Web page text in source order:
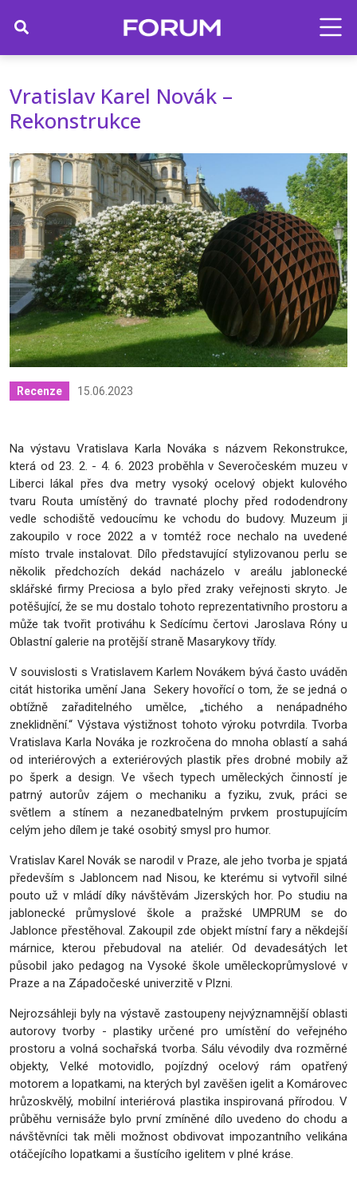
Vratislav Karel Novák –
Rekonstrukce
Recenze 15.06.2023
Na výstavu Vratislava Karla Nováka s názvem Rekonstrukce,
která od 23. 2. - 4. 6. 2023 proběhla v Severočeském muzeu v
Liberci lákal přes dva metry vysoký ocelový objekt kulového
tvaru Routa umístěný do travnaté plochy před rododendrony
vedle schodiště vedoucímu ke vchodu do budovy. Muzeum ji
zakoupilo v roce 2022 a v tomtéž roce nechalo na uvedené
místo trvale instalovat. Dílo představující stylizovanou perlu se
několik předchozích dekád nacházelo v areálu jablonecké
sklářské firmy Preciosa a bylo před zraky veřejnosti skryto. Je
potěšující, že se mu dostalo tohoto reprezentativního prostoru a
může tak tvořit protiváhu k Sedícímu čertovi Jaroslava Róny u
Oblastní galerie na protější straně Masarykovy třídy.
V souvislosti s Vratislavem Karlem Novákem bývá často uváděn
citát historika umění Jana Sekery hovořící o tom, že se jedná o
obtížně zařaditelného umělce, „tichého a nenápadného
zneklidnění.“ Výstava výstižnost tohoto výroku potvrdila. Tvorba
Vratislava Karla Nováka je rozkročena do mnoha oblastí a sahá
od interiérových a exteriérových plastik přes drobné mobily až
po šperk a design. Ve všech typech uměleckých činností je
patrný autorův zájem o mechaniku a fyziku, zvuk, práci se
světlem a stínem a nezanedbatelným prvkem prostupujícím
celým jeho dílem je také osobitý smysl pro humor.
Vratislav Karel Novák se narodil v Praze, ale jeho tvorba je spjatá
především s Jabloncem nad Nisou, ke kterému si vytvořil silné
pouto už v mládí díky návštěvám Jizerských hor. Po studiu na
jablonecké průmyslové škole a pražské UMPRUM se do
Jablonce přestěhoval. Zakoupil zde objekt místní fary a někdejší
márnice, kterou přebudoval na ateliér. Od devadesátých let
působil jako pedagog na Vysoké škole uměleckoprůmyslové v
Praze a na Západočeské univerzitě v Plzni.
Nejrozsáhleji byly na výstavě zastoupeny nejvýznamnější oblasti
autorovy tvorby - plastiky určené pro umístění do veřejného
prostoru a volná sochařská tvorba. Sálu vévodily dva rozměrné
objekty, Velké motovidlo, pojízdný ocelový rám opatřený
motorem a lopatkami, na kterých byl zavěšen igelit a Komárovec
hrůzoskvělý, mobilní interiérová plastika inspirovaná přírodou. V
průběhu vernisáže bylo první zmíněné dílo uvedeno do chodu a
návštěvníci tak měli možnost obdivovat impozantního velikána
otáčejícího lopatkami a šustícího igelitem v plné kráse.